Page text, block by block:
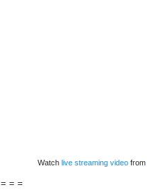
Watch live streaming videofrom
= = =